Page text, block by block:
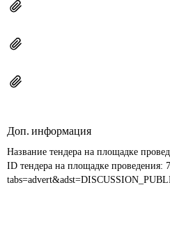
Доп. информация
Название тендера на площадке
ID тендера на площадке проведения: